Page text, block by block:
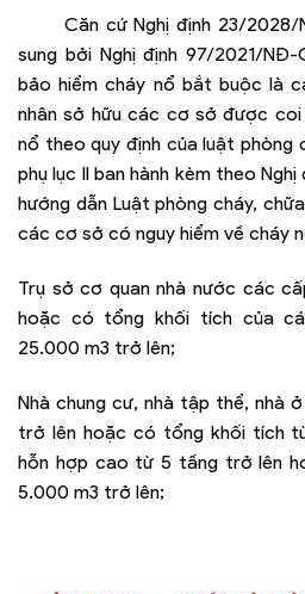
Căn cứ Nghị định 23/
sung bởi Nghị định 97/2021/NĐ-
bảo hiểm cháy nổ bắt buộc là
nhân sở hữu các cơ sở được
nổ theo quy định của luật phòng
phụ lục II ban hành kèm theo
hướng dẫn Luật phòng cháy,
các cơ sở có nguy hiểm về cháy
Trụ sở cơ quan nhà nước các
hoặc có tổng khối tích của
25.000 m3 trở lên;
Nhà chung cư, nhà tập thể, nhà
trở lên hoặc có tổng khối tích
hỗn hợp cao từ 5 tầng trở lên
5.000 m3 trở lên;